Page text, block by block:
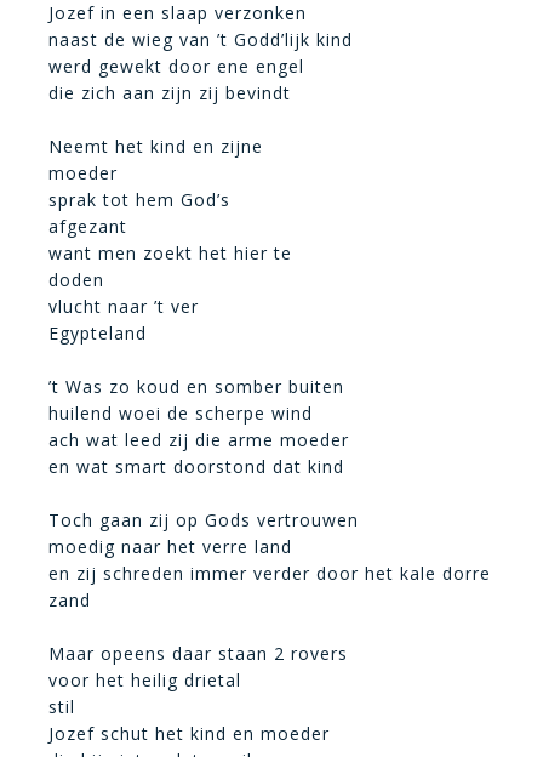
Jozef in een slaap verzonken
naast de wieg van ’t Godd’lijk kind
werd gewekt door ene engel
die zich aan zijn zij bevindt
Neemt het kind en zijne
moeder
sprak tot hem God’s
afgezant
want men zoekt het hier te
doden
vlucht naar ’t ver
Egypteland
’t Was zo koud en somber buiten
huilend woei de scherpe wind
ach wat leed zij die arme moeder
en wat smart doorstond dat kind
Toch gaan zij op Gods vertrouwen
moedig naar het verre land
en zij schreden immer verder door het kale dorre
zand
Maar opeens daar staan 2 rovers
voor het heilig drietal
stil
Jozef schut het kind en moeder